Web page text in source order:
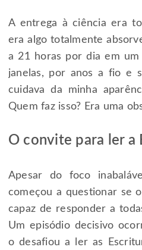
A entrega à ciência era
era algo totalmente
a 21 horas por dia em um
janelas, por anos a fio e
cuidava da minha
Quem faz isso? Era uma
O convite para ler a
Apesar do foco
começou a questionar se
capaz de responder a
Um episódio decisivo
o desafiou a ler as